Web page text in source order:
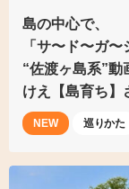
島の中心で、
「サ〜ド〜ガ〜
“佐渡ヶ島系”動
けえ【島育ち】
NEW 巡りかた